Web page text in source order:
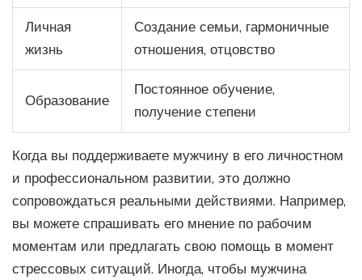
Личная
жизнь
Создание семьи, гармоничные
отношения, отцовство
Образование
Постоянное обучение,
получение степени
Когда вы поддерживаете мужчину в его личностном
и профессиональном развитии, это должно
сопровождаться реальными действиями. Например,
вы можете спрашивать его мнение по рабочим
моментам или предлагать свою помощь в момент
стрессовых ситуаций. Иногда, чтобы мужчина